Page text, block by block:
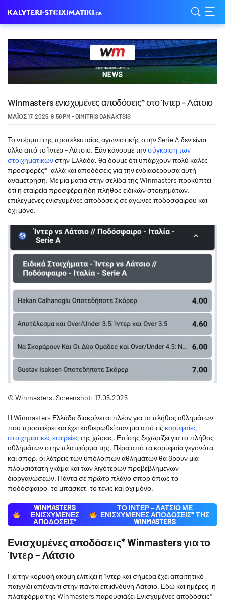
Winmasters ενισχυμένες αποδόσεις* στο Ίντερ – Λάτσιο
ΜΆΙΟΣ 17, 2025,9:58 PM - DIMITRIS DANAKTSIS
Το ντέρμπι της προτελευταίας αγωνιστικής στην Serie A δεν είναι
άλλο από το Ίντερ – Λάτσιο. Εάν κάνουμε τηνσύγκριση των
στοιχηματικώνστην Ελλάδα, θα δούμε ότι υπάρχουν πολύ καλές
προσφορές*, αλλά και αποδόσεις για την ενδιαφέρουσα αυτή
αναμέτρηση. Με μια ματιά στην σελίδα της Winmasters προκύπτει
ότι η εταιρεία προσφέρει ήδη πλήθος ειδικών στοιχημάτων,
επιλεγμένες ενισχυμένες αποδόσεις σε αγώνες ποδοσφαίρου και
όχι μόνο.
© Winmasters, Screenshot: 17.05.2025
H Winmasters Ελλάδα διακρίνεται πλέον για το πλήθος αθλημάτων
που προσφέρει και έχει καθιερωθεί σαν μια από τις κορυφαίες
στοιχηματικές εταιρείες της χώρας. Επίσης ξεχωρίζει για το πλήθος
αθλημάτων στην πλατφόρμα της. Πέρα από τα κορυφαία γεγονότα
και σπορ, οι λάτρεις των υπόλοιπων αθλημάτων θα βρουν μια
πλουσιότατη γκάμα και των λιγότερων προβεβλημένων
διοργανώσεων. Πάντα σε πρώτο πλάνο σπορ όπως το
ποδόσφαιρο, το μπάσκετ, το τένις και όχι μόνο.
WINMASTERS
ΕΝΙΣΧΥΜΕΝΕΣ
ΑΠΟΔΟΣΕΙΣ*
ΤΟ ΙΝΤΕΡ – ΛΑΤΣΙΟ ΜΕ
ΕΝΙΣΧΥΜΈΝΕΣ ΑΠΟΔΌΣΕΙΣ* ΤΗΣ
WINMASTERS
Ενισχυμένες αποδόσεις* Winmasters για το
Ίντερ – Λάτσιο
Για την κορυφή ακόμη ελπίζει η Ίντερ και σήμερα έχει απαιτητικό
παιχνίδι απέναντι στην πάντα επικίνδυνη Λάτσιο. Εδώ και ημέρες, η
πλατφόρμα της Winmasters παρουσιάζει Ενισχυμένες αποδόσεις*